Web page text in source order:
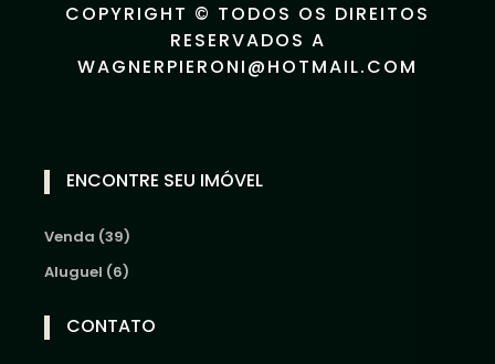
COPYRIGHT © TODOS OS DIREITOS
RESERVADOS A
WAGNERPIERONI@HOTMAIL.COM
ENCONTRE SEU IMÓVEL
Venda (39)
Aluguel (6)
CONTATO